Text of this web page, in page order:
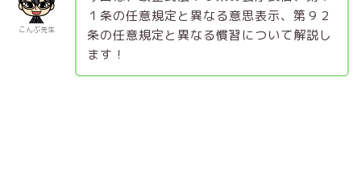
こんぶ先生
１条の任意規定と異なる意思表示、第９２
条の任意規定と異なる慣習について解説し
ます！